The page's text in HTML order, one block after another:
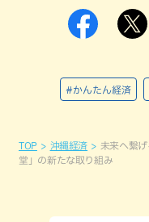
#かんたん経済
TOP 沖縄経済
未来へ繋
堂」の新たな取り組み